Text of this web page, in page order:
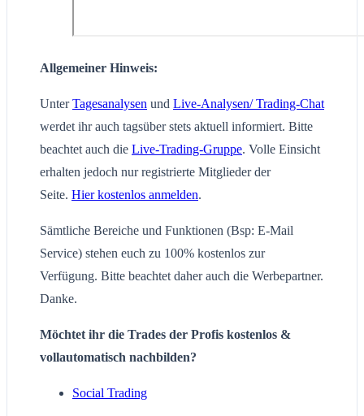
Allgemeiner Hinweis:
UnterTagesanalysen und Live-Analysen/ Trading-Chat
werdet ihr auch tagsüber stets aktuell informiert. Bitte
beachtet auch die Live-Trading-Gruppe. Volle Einsicht
erhalten jedoch nur registrierte Mitglieder der
Seite. Hier kostenlos anmelden.
Sämtliche Bereiche und Funktionen (Bsp: E-Mail
Service) stehen euch zu 100% kostenlos zur
Verfügung. Bitte beachtet daher auch die Werbepartner.
Danke.
Möchtet ihr die Trades der Profis kostenlos &
vollautomatisch nachbilden?
Social Trading